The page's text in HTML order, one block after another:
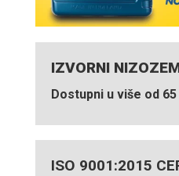
IZVORNI
Dostupni u više od
ISO 9001:2015